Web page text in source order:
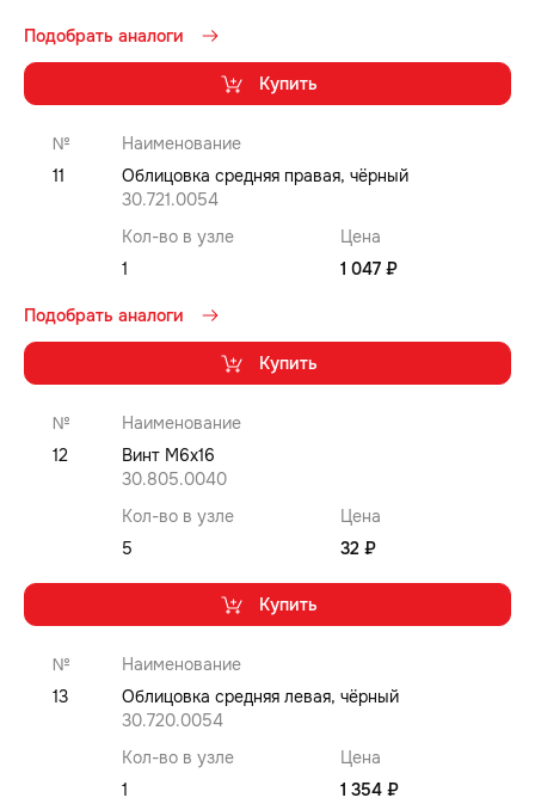
Купить
Подобрать аналоги
№
Наименование
11
Облицовка средняя правая, чёрный
30.721.0054
Кол-во в узле
Цена
1
1 047 ₽
Купить
Подобрать аналоги
№
Наименование
12
Винт М6x16
30.805.0040
Кол-во в узле
Цена
5
32 ₽
Купить
№
Наименование
13
Облицовка средняя левая, чёрный
30.720.0054
Кол-во в узле
Цена
1
1 354 ₽